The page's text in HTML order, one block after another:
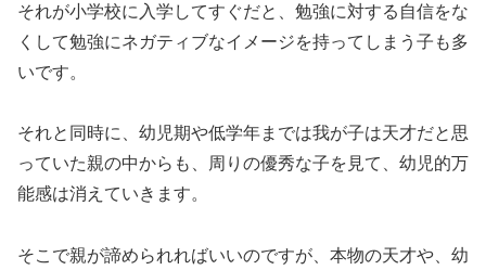
それが小学校に入学してすぐだと、勉強に対する自信をな
くして勉強にネガティブなイメージを持ってしまう子も多
いです。
それと同時に、幼児期や低学年までは我が子は天才だと思
っていた親の中からも、周りの優秀な子を見て、幼児的万
能感は消えていきます。
そこで親が諦められればいいのですが、本物の天才や、幼